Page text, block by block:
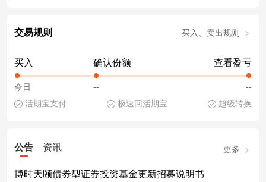
交易规则 买入、卖出规则
买入
今日
确认份额
--
查看盈亏
--
活期宝支付
极速回活期宝 超级转换
公告 资讯 更多
博时天颐债券型证券投资基金更新招募说明书